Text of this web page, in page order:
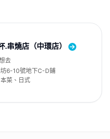
.串燒店（中環店）
去
坊6-10號地下C-D鋪
菜、日式